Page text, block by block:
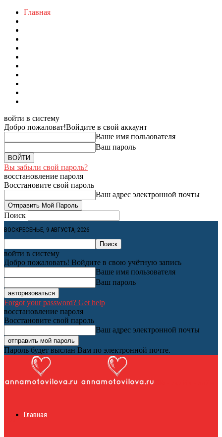
Главная
войти в систему
Добро пожаловат!Войдите в свой аккаунт
Ваше имя пользователя
Ваш пароль
Вы забыли свой пароль?
восстановление пароля
Восстановите свой пароль
Ваш адрес электронной почты
Поиск
ВОСКРЕСЕНЬЕ, 9 АВГУСТА, 2026
войти в систему
Добро пожаловать! Войдите в свою учётную запись
Ваше имя пользователя
Ваш пароль
Forgot your password? Get help
восстановление пароля
Восстановите свой пароль
Ваш адрес электронной почты
Пароль будет выслан Вам по электронной почте.
журналГлавная